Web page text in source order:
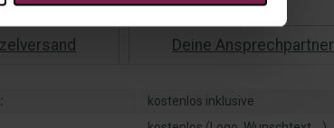
Deine Ansprechpartner
kostenlos inklusive